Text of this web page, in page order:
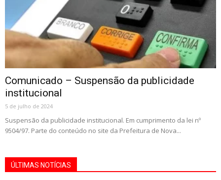
Comunicado – Suspensão da publicidade
institucional
5 de julho de 2024
Suspensão da publicidade institucional. Em cumprimento da lei nº
9504/97. Parte do conteúdo no site da Prefeitura de Nova...
ÚLTIMAS NOTÍCIAS